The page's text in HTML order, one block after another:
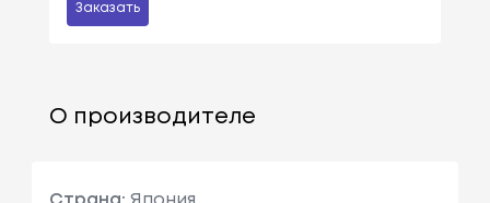
Заказать
О производителе